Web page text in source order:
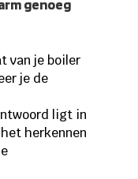
genoeg
van je boiler
je de
ligt in
herkennen